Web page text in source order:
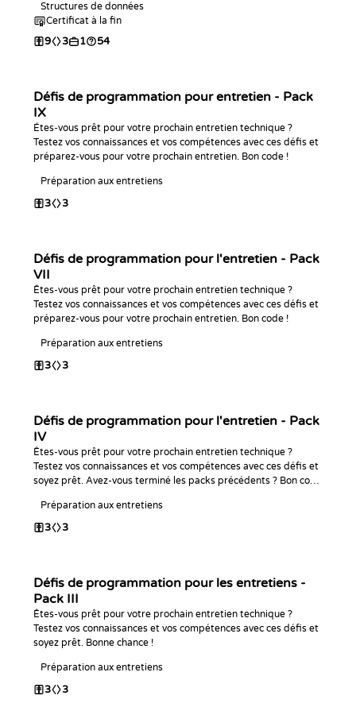
O(n log n) et spatiale en O(1), et entraînez-vous avec des défis
de programmation.
Structures de données
Certificat à la fin
9 3 1 54
Défis de programmation pour entretien - Pack
IX
Étes-vous prêt pour votre prochain entretien technique ?
Testez vos connaissances et vos compétences avec ces défis et
préparez-vous pour votre prochain entretien. Bon code !
Préparation aux entretiens
3 3
Défis de programmation pour l'entretien - Pack
VII
Êtes-vous prêt pour votre prochain entretien technique ?
Testez vos connaissances et vos compétences avec ces défis et
préparez-vous pour votre prochain entretien. Bon code !
Préparation aux entretiens
3 3
Défis de programmation pour l'entretien - Pack
IV
Êtes-vous prêt pour votre prochain entretien technique ?
Testez vos connaissances et vos compétences avec ces défis et
soyez prêt. Avez-vous terminé les packs précédents ? Bon code
Préparation aux entretiens
3 3
Défis de programmation pour les entretiens -
Pack III
Êtes-vous prêt pour votre prochain entretien technique ?
Testez vos connaissances et vos compétences avec ces défis et
soyez prêt. Bonne chance !
Préparation aux entretiens
3 3